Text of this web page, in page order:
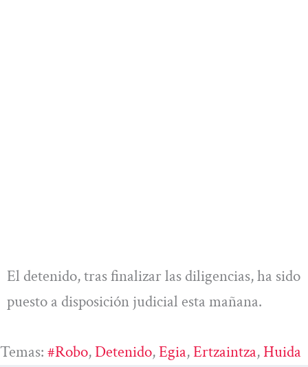
El detenido, tras finalizar las diligencias, ha sido
puesto a disposición judicial esta mañana.
Temas: #robo, Detenido, Egia, Ertzaintza, Huida